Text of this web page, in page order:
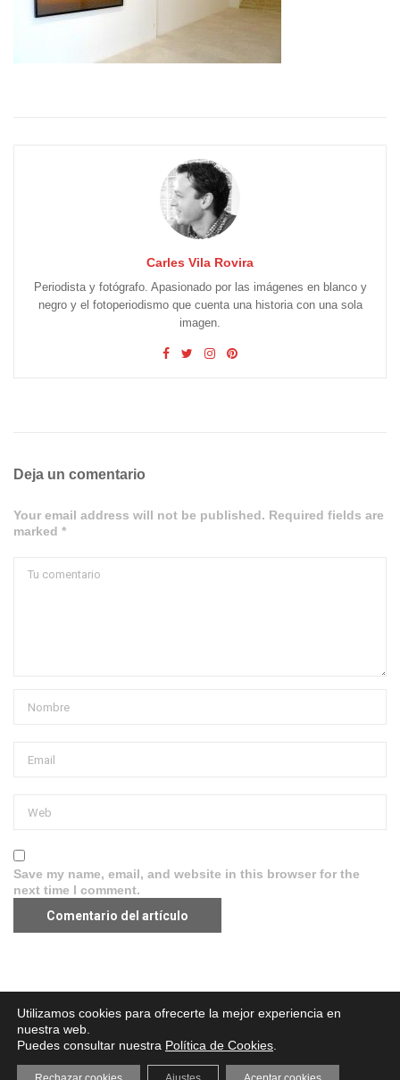
Carles Vila Rovira
Periodista y fotógrafo. Apasionado por las imágenes en blanco y
negro y el fotoperiodismo que cuenta una historia con una sola
imagen.
Deja un comentario
Your email address will not be published. Required fields are
marked *
Save my name, email, and website in this browser for the
next time I comment.
Aviso legal·Política de Privacidad·Política de Cookies
Utilizamos cookies para ofrecerte la mejor experiencia en
nuestra web.
Puedes consultar nuestra Política de Cookies